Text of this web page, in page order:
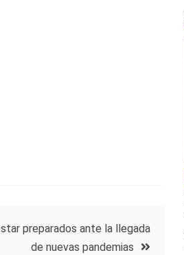
preparados ante la llegada
de nuevas pandemias